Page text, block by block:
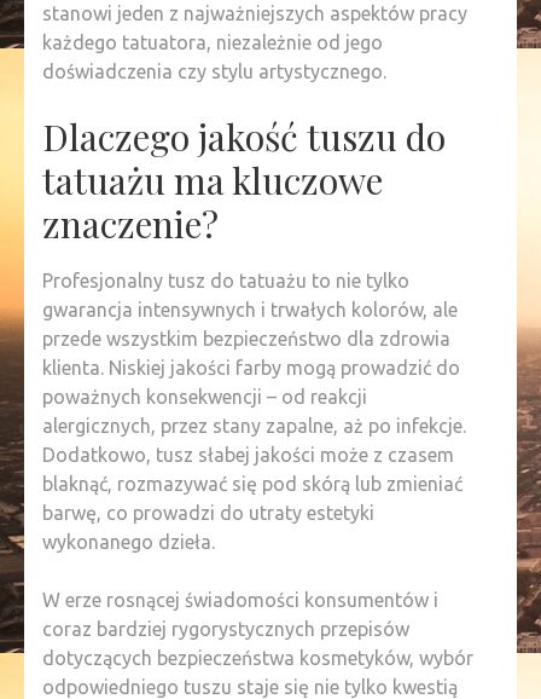
stanowi jeden z najważniejszych aspektów pracy
każdego tatuatora, niezależnie od jego
doświadczenia czy stylu artystycznego.
Dlaczego jakość tuszu do
tatuażu ma kluczowe
znaczenie?
Profesjonalny tusz do tatuażu to nie tylko
gwarancja intensywnych i trwałych kolorów, ale
przede wszystkim bezpieczeństwo dla zdrowia
klienta. Niskiej jakości farby mogą prowadzić do
poważnych konsekwencji – od reakcji
alergicznych, przez stany zapalne, aż po infekcje.
Dodatkowo, tusz słabej jakości może z czasem
blaknąć, rozmazywać się pod skórą lub zmieniać
barwę, co prowadzi do utraty estetyki
wykonanego dzieła.
W erze rosnącej świadomości konsumentów i
coraz bardziej rygorystycznych przepisów
dotyczących bezpieczeństwa kosmetyków, wybór
odpowiedniego tuszu staje się nie tylko kwestią